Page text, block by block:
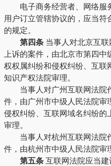
电子商务经营者、网络服
用户订立管辖协议的，应当
的规定。
第四条 当事人对北京互
上诉的案件，由北京市第四
权权属纠纷和侵权纠纷、互联
知识产权法院审理。
当事人对广州互联网法院
件，由广州市中级人民法院审
侵权纠纷、互联网域名纠纷的
审理。
当事人对杭州互联网法院
件，由杭州市中级人民法院审
第五条 互联网法院应当